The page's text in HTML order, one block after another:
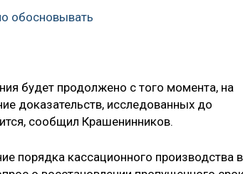
обосновывать
будет продолжено с того момента, на
доказательств, исследованных до
сообщил Крашенинников.
порядка кассационного производства в